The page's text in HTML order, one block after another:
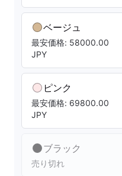
ベージュ
最安価格: 58000.00
JPY
ピンク
最安価格: 69800.00
JPY
ブラック
売り切れ